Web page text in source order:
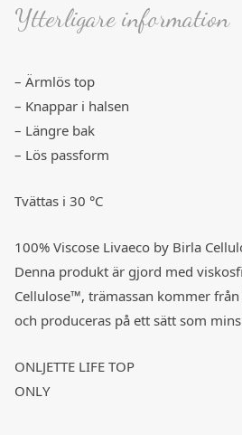
Ytterligare information
– Ärmlös top
– Knappar i halsen
– Längre bak
– Lös passform
Tvättas i 30 °C
100% Viscose Livaeco by Birla
Denna produkt är gjord med
Cellulose™, trämassan kommer
och produceras på ett sätt som
ONLJETTE LIFE TOP
ONLY